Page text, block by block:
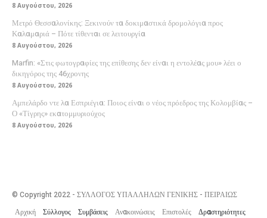
8 Αυγούστου, 2026
Μετρό Θεσσαλονίκης: Ξεκινούν τα δοκιμαστικά δρομολόγια προς
Καλαμαριά – Πότε τίθενται σε λειτουργία
8 Αυγούστου, 2026
Marfin: «Στις φωτογραφίες της επίθεσης δεν είναι η εντολέας μου» λέει ο
δικηγόρος της 46χρονης
8 Αυγούστου, 2026
Αμπελάρδο ντε λα Εσπριέγια: Ποιος είναι ο νέος πρόεδρος της Κολομβίας –
Ο «Τίγρης» εκατομμυριούχος
8 Αυγούστου, 2026
© Copyright 2022 - ΣΥΛΛΟΓΟΣ ΥΠΑΛΛΗΛΩΝ ΓΕΝΙΚΗΣ - ΠΕΙΡΑΙΩΣ
Αρχική
Σύλλογος Συμβάσεις Ανακοινώσεις Επιστολές
Δραστηριότητες